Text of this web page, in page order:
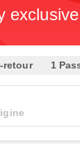
retour 1